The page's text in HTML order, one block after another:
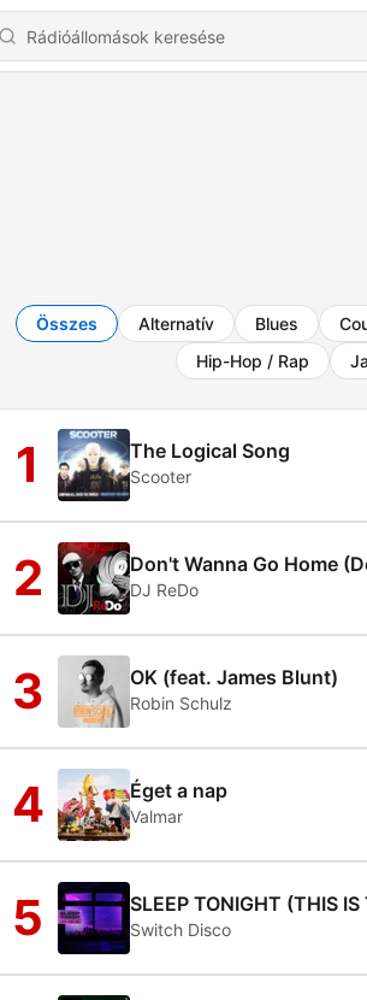
Összes Alternatív Blues
Hip-Hop / Rap
1 The Logical Song
Scooter
2 Don't Wanna Go Home
DJ ReDo
3 OK (feat. James Blunt)
Robin Schulz
4 Éget a nap
Valmar
5 SLEEP TONIGHT (THIS IS
Switch Disco